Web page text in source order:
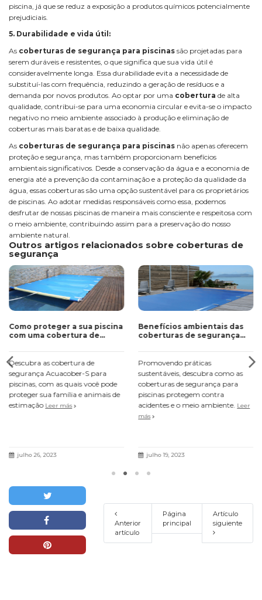
piscina, já que se reduz a exposição a produtos químicos potencialmente
prejudiciais.
5. Durabilidade e vida útil:
As coberturas de segurança para piscinas são projetadas para
serem duráveis e resistentes, o que significa que sua vida útil é
consideravelmente longa. Essa durabilidade evita a necessidade de
substituí-las com frequência, reduzindo a geração de resíduos e a
demanda por novos produtos. Ao optar por uma cobertura de alta
qualidade, contribui-se para uma economia circular e evita-se o impacto
negativo no meio ambiente associado à produção e eliminação de
coberturas mais baratas e de baixa qualidade.
As coberturas de segurança para piscinas não apenas oferecem
proteção e segurança, mas também proporcionam benefícios
ambientais significativos. Desde a conservação da água e a economia de
energia até a prevenção da contaminação e a proteção da qualidade da
água, essas coberturas são uma opção sustentável para os proprietários
de piscinas. Ao adotar medidas responsáveis como essa, podemos
desfrutar de nossas piscinas de maneira mais consciente e respeitosa com
o meio ambiente, contribuindo assim para a preservação do nosso
ambiente natural.
Outros artigos relacionados sobre coberturas de
segurança
Como proteger a sua piscina
com uma cobertura de
Descubra as cobertura de
segurança Acuacober-S para
piscinas, com as quais você pode
proteger sua família e animais de
estimação Leer más
julho 26, 2023
Benefícios ambientais das
coberturas de segurança
Promovendo práticas
sustentáveis, descubra como as
coberturas de segurança para
piscinas protegem contra
acidentes e o meio ambiente. Leer
más
julho 19, 2023
Anterior
artículo
Página
principal
Artículo
siguiente